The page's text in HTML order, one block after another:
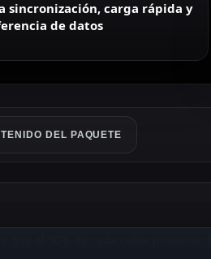
sincronización, carga rápida y
de datos
DEL PAQUETE
el 50% de cada cable proviene de